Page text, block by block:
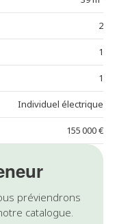
préviendrons
catalogue.
2
1
1
Individuel électrique
155 000 €